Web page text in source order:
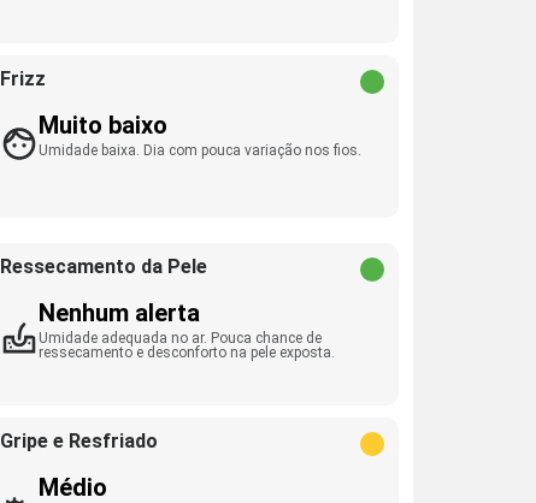
Frizz
Muito baixo
Umidade baixa. Dia com pouca variação nos fios.
Ressecamento da Pele
Nenhum alerta
Umidade adequada no ar. Pouca chance de
ressecamento e desconforto na pele exposta.
Gripe e Resfriado
Médio